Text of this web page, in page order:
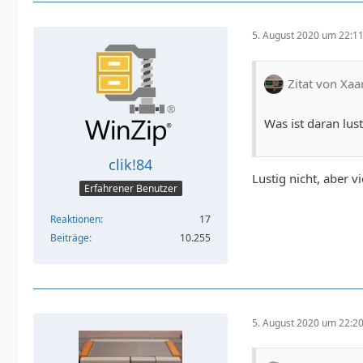
clik!84
Erfahrener Benutzer
Reaktionen
17
Beiträge
10.255
5. August 2020 um 22:11
Zitat von
Was ist daran
Lustig nicht, aber
5. August 2020 um 22:20